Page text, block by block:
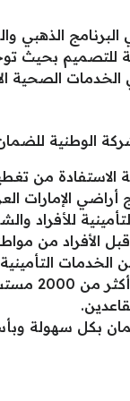
الذهبي
بحيث توجه
الصحية
الوطنية
من
الإمارات
للأفراد
الأفراد من
التأمينية
الإمارات.
بكل سهولة